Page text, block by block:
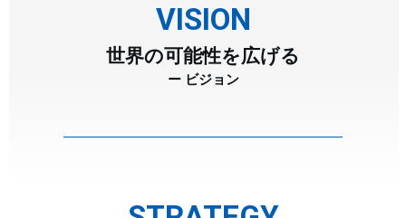
VISION
世界の可能性を広げる
ー ビジョン